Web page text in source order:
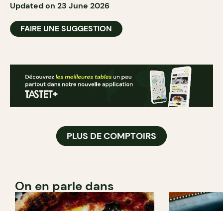
Updated on 23 June 2026
FAIRE UNE SUGGESTION
PLUS DE COMPTOIRS
On en parle dans